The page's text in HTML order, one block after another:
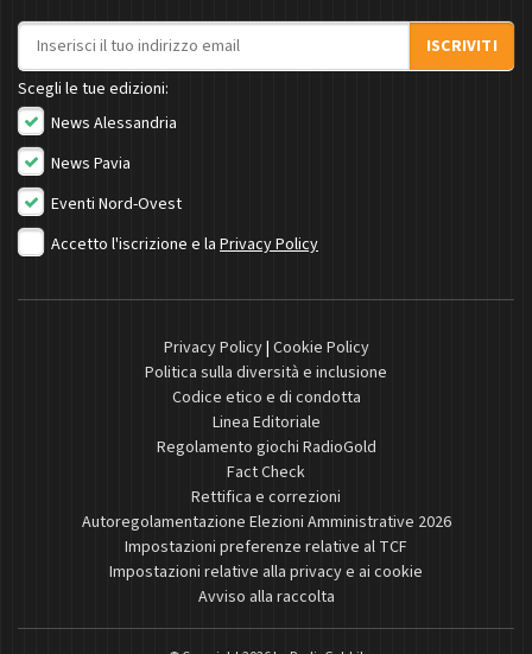
Indirizzo email
ISCRIVITI
Scegli le tue edizioni:
News Alessandria
News Pavia
Eventi Nord-Ovest
Accetto l'iscrizione e la Privacy Policy
Privacy Policy| Cookie Policy
Politica sulla diversità e inclusione
Codice etico e di condotta
Linea Editoriale
Regolamento giochi RadioGold
Fact Check
Rettifica e correzioni
Autoregolamentazione Elezioni Amministrative 2026
Impostazioni preferenze relative al TCF
Impostazioni relative alla privacy e ai cookie
Avviso alla raccolta